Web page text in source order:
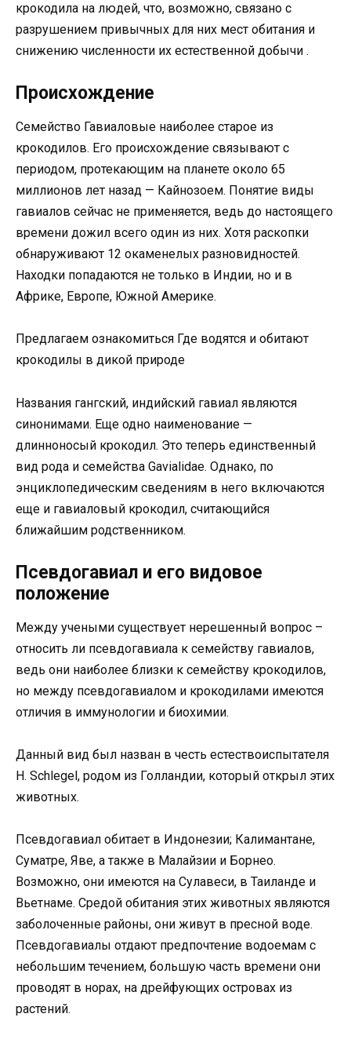
крокодила на людей, что, возможно, связано с
разрушением привычных для них мест обитания и
снижению численности их естественной добычи .
Происхождение
Семейство Гавиаловые наиболее старое из
крокодилов. Его происхождение связывают с
периодом, протекающим на планете около 65
миллионов лет назад — Кайнозоем. Понятие виды
гавиалов сейчас не применяется, ведь до настоящего
времени дожил всего один из них. Хотя раскопки
обнаруживают 12 окаменелых разновидностей.
Находки попадаются не только в Индии, но и в
Африке, Европе, Южной Америке.
Предлагаем ознакомиться Где водятся и обитают
крокодилы в дикой природе
Названия гангский, индийский гавиал являются
синонимами. Еще одно наименование —
длинноносый крокодил. Это теперь единственный
вид рода и семейства Gavialidae. Однако, по
энциклопедическим сведениям в него включаются
еще и гавиаловый крокодил, считающийся
ближайшим родственником.
Псевдогавиал и его видовое
положение
Между учеными существует нерешенный вопрос –
относить ли псевдогавиала к семейству гавиалов,
ведь они наиболее близки к семейству крокодилов,
но между псевдогавиалом и крокодилами имеются
отличия в иммунологии и биохимии.
Данный вид был назван в честь естествоиспытателя
H. Schlegel, родом из Голландии, который открыл этих
животных.
Псевдогавиал обитает в Индонезии; Калимантане,
Суматре, Яве, а также в Малайзии и Борнео.
Возможно, они имеются на Сулавеси, в Таиланде и
Вьетнаме. Средой обитания этих животных являются
заболоченные районы, они живут в пресной воде.
Псевдогавиалы отдают предпочтение водоемам с
небольшим течением, большую часть времени они
проводят в норах, на дрейфующих островах из
растений.